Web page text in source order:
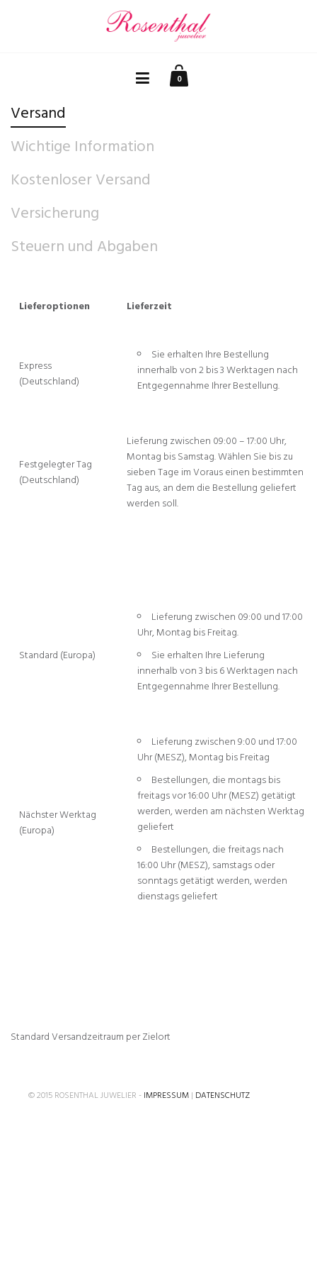
0
Versand
Wichtige Information
Kostenloser Versand
Versicherung
Steuern und Abgaben
Lieferoptionen Lieferzeit
Express
(Deutschland)
Sie erhalten Ihre Bestellung
innerhalb von 2 bis 3 Werktagen nach
Entgegennahme Ihrer Bestellung.
Festgelegter Tag
(Deutschland)
Lieferung zwischen 09:00 – 17:00 Uhr,
Montag bis Samstag. Wählen Sie bis zu
sieben Tage im Voraus einen bestimmten
Tag aus, an dem die Bestellung geliefert
werden soll.
Standard (Europa)
Lieferung zwischen 09:00 und 17:00
Uhr, Montag bis Freitag.
Sie erhalten Ihre Lieferung
innerhalb von 3 bis 6 Werktagen nach
Entgegennahme Ihrer Bestellung.
Nächster Werktag
(Europa)
Lieferung zwischen 9:00 und 17:00
Uhr (MESZ), Montag bis Freitag
Bestellungen, die montags bis
freitags vor 16:00 Uhr (MESZ) getätigt
werden, werden am nächsten Werktag
geliefert
Bestellungen, die freitags nach
16:00 Uhr (MESZ), samstags oder
sonntags getätigt werden, werden
dienstags geliefert
Standard Versandzeitraum per Zielort
© 2015 ROSENTHAL JUWELIER - IMPRESSUM | DATENSCHUTZ